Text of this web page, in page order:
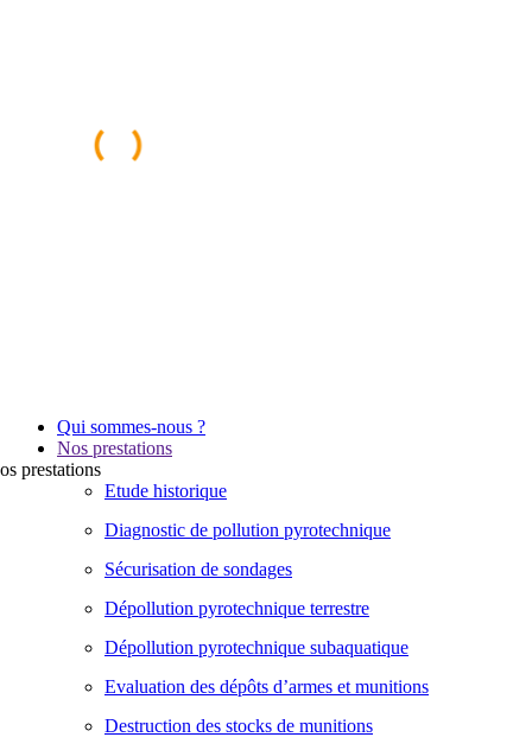
Qui sommes-nous ?
Nos prestations
prestations
Etude historique
Diagnostic de pollution pyrotechnique
Sécurisation de sondages
Dépollution pyrotechnique terrestre
Dépollution pyrotechnique subaquatique
Evaluation des dépôts d’armes et munitions
Destruction des stocks de munitions